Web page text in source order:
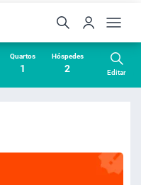
Quartos
1
Hóspedes
2 Editar